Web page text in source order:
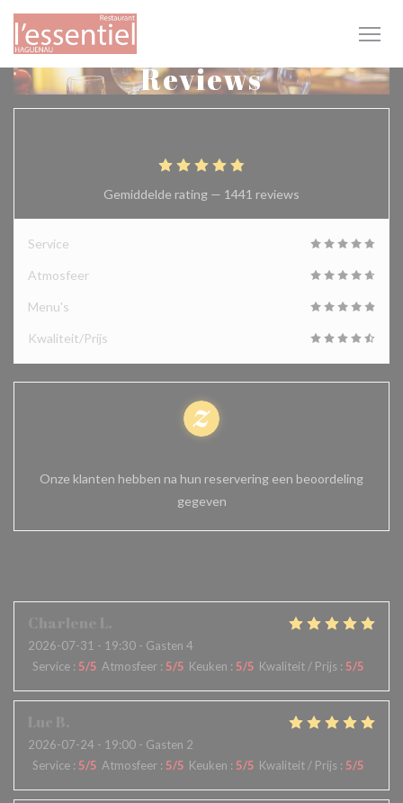
Cookies beheer paneel
Reviews
2026-07-31 - 19:30 - Gasten 4
Service : 5/5 Atmosfeer : 5/5 Keuken : 5/5 Kwaliteit / Prijs : 5/5
2026-07-24 - 19:00 - Gasten 2
Service : 5/5 Atmosfeer : 5/5 Keuken : 5/5 Kwaliteit / Prijs : 5/5
Gemiddelde rating — 1441 reviews
Service
Atmosfeer
Menu's
Kwaliteit/Prijs
Onze klanten hebben na hun reservering een beoordeling
gegeven